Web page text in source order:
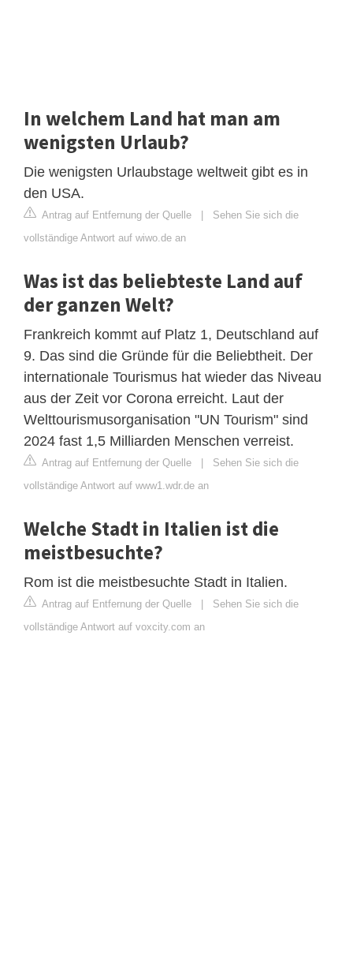
In welchem Land hat man am
wenigsten Urlaub?
Die wenigsten Urlaubstage weltweit gibt es in
den USA.
Antrag auf Entfernung der Quelle | Sehen Sie sich die
vollständige Antwort auf wiwo.de an
Was ist das beliebteste Land auf
der ganzen Welt?
Frankreich kommt auf Platz 1, Deutschland auf
9. Das sind die Gründe für die Beliebtheit. Der
internationale Tourismus hat wieder das Niveau
aus der Zeit vor Corona erreicht. Laut der
Welttourismusorganisation "UN Tourism" sind
2024 fast 1,5 Milliarden Menschen verreist.
Antrag auf Entfernung der Quelle | Sehen Sie sich die
vollständige Antwort auf www1.wdr.de an
Welche Stadt in Italien ist die
meistbesuchte?
Rom ist die meistbesuchte Stadt in Italien.
Antrag auf Entfernung der Quelle | Sehen Sie sich die
vollständige Antwort auf voxcity.com an